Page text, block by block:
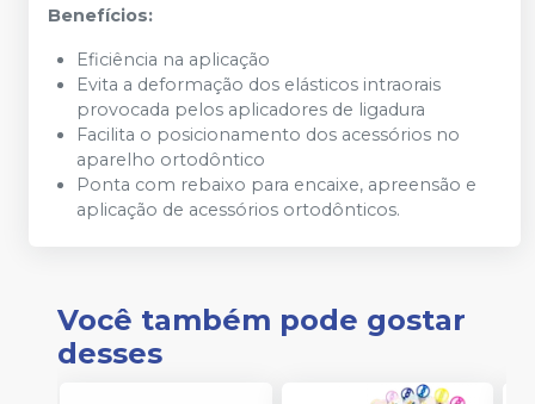
Benefícios:
Eficiência na aplicação
Evita a deformação dos elásticos intraorais
provocada pelos aplicadores de ligadura
Facilita o posicionamento dos acessórios no
aparelho ortodôntico
Ponta com rebaixo para encaixe, apreensão e
aplicação de acessórios ortodônticos.
Você também pode gostar
desses